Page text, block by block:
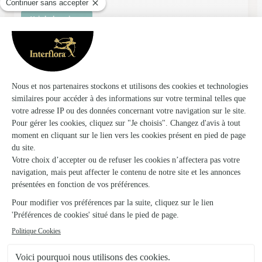
Voir la boutique
Ils ont fait livrer des fleurs ou une plante à
Sainte-Céronne-lès-Mortagne
★
Le bouquet plante était magnifique
Le bouquet plante était magnifique. La personne qui l’a reçue
pouvait fleurir encore pendant plusieurs semaines. c’est ce
que j’attendais. Merci